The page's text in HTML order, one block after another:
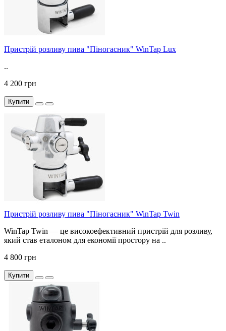
Пристрій розливу пива "Піногасник" WinTap Lux
..
4 200 грн
Купити
Пристрій розливу пива "Піногасник" WinTap Twin
WinTap Twin — це високоефективний пристрій для розливу,
який став еталоном для економії простору на ..
4 800 грн
Купити